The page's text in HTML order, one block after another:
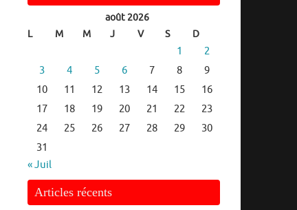
août 2026
L
M M J V S D
1
2
3
4 5 6 7 8
9
10
11 12 13 14 15
16
17
18 19 20 21 22
23
24
25 26 27 28 29
30
31
« Juil
Articles récents